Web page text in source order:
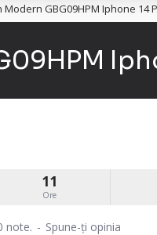
GBG09HPM Iphone 14
note. - Spune-ţi opinia
11
Ore